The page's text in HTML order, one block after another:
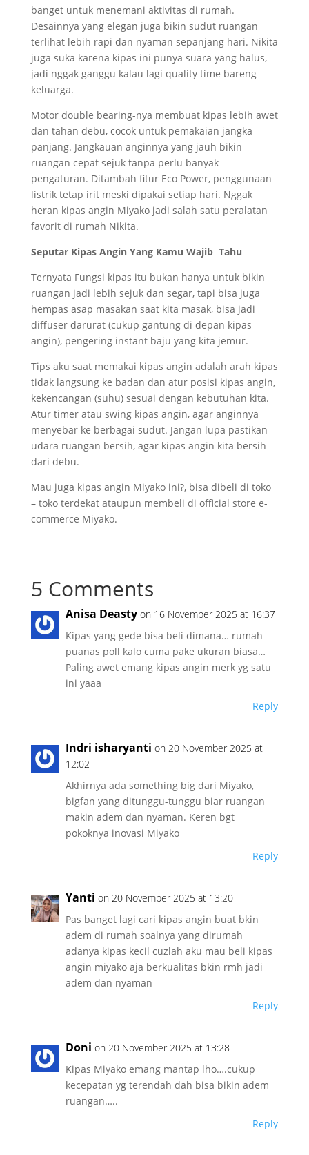
banget untuk menemani aktivitas di rumah.
Desainnya yang elegan juga bikin sudut ruangan
terlihat lebih rapi dan nyaman sepanjang hari. Nikita
juga suka karena kipas ini punya suara yang halus,
jadi nggak ganggu kalau lagi quality time bareng
keluarga.
Motor double bearing-nya membuat kipas lebih awet
dan tahan debu, cocok untuk pemakaian jangka
panjang. Jangkauan anginnya yang jauh bikin
ruangan cepat sejuk tanpa perlu banyak
pengaturan. Ditambah fitur Eco Power, penggunaan
listrik tetap irit meski dipakai setiap hari. Nggak
heran kipas angin Miyako jadi salah satu peralatan
favorit di rumah Nikita.
Seputar Kipas Angin Yang Kamu Wajib Tahu
Ternyata Fungsi kipas itu bukan hanya untuk bikin
ruangan jadi lebih sejuk dan segar, tapi bisa juga
hempas asap masakan saat kita masak, bisa jadi
diffuser darurat (cukup gantung di depan kipas
angin), pengering instant baju yang kita jemur.
Tips aku saat memakai kipas angin adalah arah kipas
tidak langsung ke badan dan atur posisi kipas angin,
kekencangan (suhu) sesuai dengan kebutuhan kita.
Atur timer atau swing kipas angin, agar anginnya
menyebar ke berbagai sudut. Jangan lupa pastikan
udara ruangan bersih, agar kipas angin kita bersih
dari debu.
Mau juga kipas angin Miyako ini?, bisa dibeli di toko
– toko terdekat ataupun membeli di official store e-
commerce Miyako.
5 Comments
Anisa Deasty on 16 November 2025 at 16:37
Kipas yang gede bisa beli dimana… rumah
puanas poll kalo cuma pake ukuran biasa…
Paling awet emang kipas angin merk yg satu
ini yaaa
Reply
Indri isharyanti on 20 November 2025 at
12:02
Akhirnya ada something big dari Miyako,
bigfan yang ditunggu-tunggu biar ruangan
makin adem dan nyaman. Keren bgt
pokoknya inovasi Miyako
Reply
Yanti on 20 November 2025 at 13:20
Pas banget lagi cari kipas angin buat bkin
adem di rumah soalnya yang dirumah
adanya kipas kecil cuzlah aku mau beli kipas
angin miyako aja berkualitas bkin rmh jadi
adem dan nyaman
Reply
Doni on 20 November 2025 at 13:28
Kipas Miyako emang mantap lho….cukup
kecepatan yg terendah dah bisa bikin adem
ruangan…..
Reply